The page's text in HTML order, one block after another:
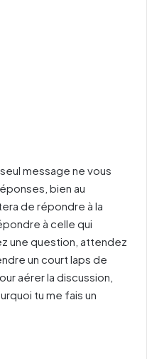
message ne vous
bien au
de répondre à la
à celle qui
une question, attendez
un court laps de
aérer la discussion,
tu me fais un